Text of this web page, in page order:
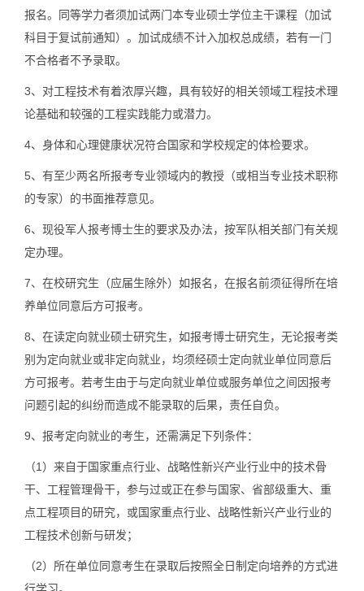
报名。同等学力者须加试两门本专业硕士学位主干课程（加试
科目于复试前通知）。加试成绩不计入加权总成绩，若有一门
不合格者不予录取。
3、对工程技术有着浓厚兴趣，具有较好的相关领域工程技术理
论基础和较强的工程实践能力或潜力。
4、身体和心理健康状况符合国家和学校规定的体检要求。
5、有至少两名所报考专业领域内的教授（或相当专业技术职称
的专家）的书面推荐意见。
6、现役军人报考博士生的要求及办法，按军队相关部门有关规
定办理。
7、在校研究生（应届生除外）如报名，在报名前须征得所在培
养单位同意后方可报考。
8、在读定向就业硕士研究生，如报考博士研究生，无论报考类
别为定向就业或非定向就业，均须经硕士定向就业单位同意后
方可报考。若考生由于与定向就业单位或服务单位之间因报考
问题引起的纠纷而造成不能录取的后果，责任自负。
9、报考定向就业的考生，还需满足下列条件：
（1）来自于国家重点行业、战略性新兴产业行业中的技术骨
干、工程管理骨干，参与过或正在参与国家、省部级重大、重
点工程项目的研究，或国家重点行业、战略性新兴产业行业的
工程技术创新与研发；
（2）所在单位同意考生在录取后按照全日制定向培养的方式进